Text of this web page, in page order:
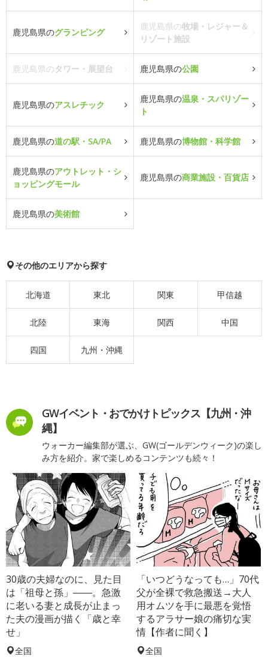
鹿児島県のグランピング
鹿児島県の牧場・レジャー＆
リゾート施設
鹿児島県のタワー・展望台 鹿児島県の公園
鹿児島県のアスレチック
鹿児島県の温泉・スパリゾー
ト
鹿児島県の道の駅・SA/PA 鹿児島県の博物館・科学館
鹿児島県のアウトレット・シ
ョッピングモール
鹿児島県の商業施設・百貨店
鹿児島県の美術館
その他のエリアから探す
北海道 東北 関東 甲信越
北陸 東海 関西 中国
四国 九州・沖縄
GWイベント・おでかけトピックス【九州・沖
縄】
ウォーカー編集部が選ぶ、GW(ゴールデンウィーク)の楽し
み方を紹介。家で楽しめるコンテンツも続々！
30歳の夫婦なのに、見た目
は「祖母と孫」――。急激
に老いる妻と成長が止まっ
た夫の漫画が描く「歳と幸
せ」
全国
「いつどうなっても…」70代
父が全裸で救急搬送→大人
用オムツを手に最悪を覚悟
するアラサー娘の痛切な実
情【作者に聞く】
全国